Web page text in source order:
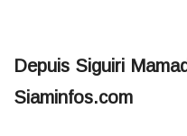
Depuis Siguiri
Siaminfos.com